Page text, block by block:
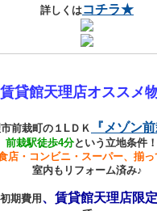
詳しくはコチラ★
貸館天理店オススメ
前栽町の１LＤＫ 『メゾン
前栽駅徒歩4分という立地条件！
店・コンビニ・スーパー、揃っ
室内もリフォーム済み♪
期費用 、 賃貸館天理店限